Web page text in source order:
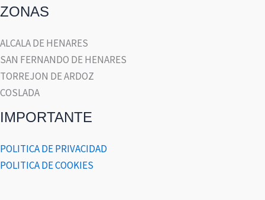
ZONAS
ALCALA DE HENARES
SAN FERNANDO DE HENARES
TORREJON DE ARDOZ
COSLADA
IMPORTANTE
POLITICA DE PRIVACIDAD
POLITICA DE COOKIES